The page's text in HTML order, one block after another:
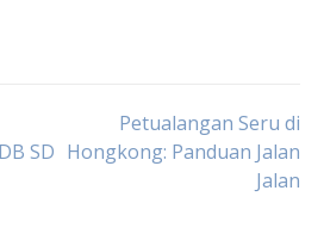
SD
Petualangan Seru di
Hongkong: Panduan Jalan
Jalan